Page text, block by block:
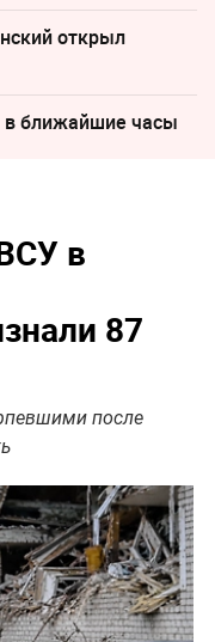
открыл
ближайшие часы
в
87
после